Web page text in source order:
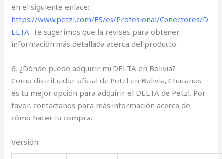
en el siguiente enlace:
https://www.petzl.com/ES/es/Profesional/Conectores/D
ELTA. Te sugerimos que la revises para obtener
información más detallada acerca del producto.
6. ¿Dónde puedo adquirir mi DELTA en Bolivia?
Como distribuidor oficial de Petzl en Bolivia, Chacanos
es tu mejor opción para adquirir el DELTA de Petzl. Por
favor, contáctanos para más información acerca de
cómo hacer tu compra.
Versión